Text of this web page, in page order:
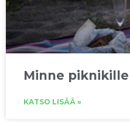
Minne piknikille
KATSO LISÄÄ »